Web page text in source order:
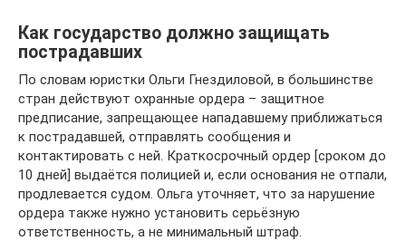
Как государство должно защищать
пострадавших
По словам юристки Ольги Гнездиловой, в большинстве
стран действуют охранные ордера – защитное
предписание, запрещающее нападавшему приближаться
к пострадавшей, отправлять сообщения и
контактировать с ней. Краткосрочный ордер [сроком до
10 дней] выдаётся полицией и, если основания не отпали,
продлевается судом. Ольга уточняет, что за нарушение
ордера также нужно установить серьёзную
ответственность, а не минимальный штраф.